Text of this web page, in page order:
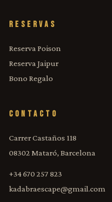
RESERVAS
Reserva Poison
Reserva Jaipur
Bono Regalo
CONTACTO
Carrer Castaños 118
08302 Mataró, Barcelona
+34 670 257 823
kadabraescape@gmail.com